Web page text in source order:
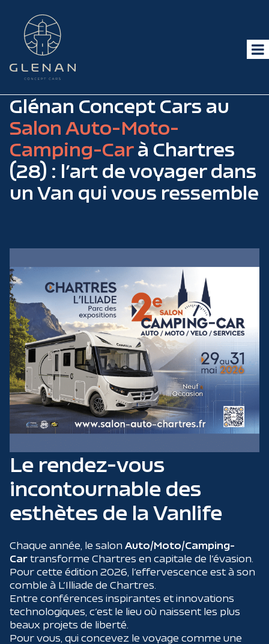
Glénan Concept Cars au
Salon Auto-Moto-
Camping-Carà Chartres
(28) : l’art de voyager dans
un Van qui vous ressemble
Le rendez-vous
incontournable des
esthètes de la Vanlife
Chaque année, le salon Auto/Moto/Camping-
Car transforme Chartres en capitale de l’évasion.
Pour cette édition 2026, l’effervescence est à son
comble à L’Illiade de Chartres.
Entre conférences inspirantes et innovations
technologiques, c’est le lieu où naissent les plus
beaux projets de liberté.
Pour vous, qui concevez le voyage comme une